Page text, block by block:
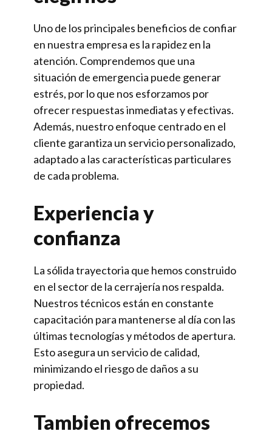
Uno de los principales beneficios de confiar
en nuestra empresa es la rapidez en la
atención. Comprendemos que una
situación de emergencia puede generar
estrés, por lo que nos esforzamos por
ofrecer respuestas inmediatas y efectivas.
Además, nuestro enfoque centrado en el
cliente garantiza un servicio personalizado,
adaptado a las características particulares
de cada problema.
Experiencia y
confianza
La sólida trayectoria que hemos construido
en el sector de la cerrajería nos respalda.
Nuestros técnicos están en constante
capacitación para mantenerse al día con las
últimas tecnologías y métodos de apertura.
Esto asegura un servicio de calidad,
minimizando el riesgo de daños a su
propiedad.
Tambien ofrecemos